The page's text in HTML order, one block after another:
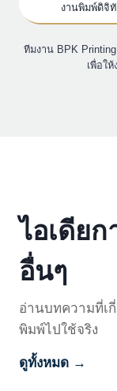
งานพิมพ์ดิจิ
ทีมงาน BPK
เพื่อใ
ไอเดีย
อื่นๆ
อ่านบทความที่เ
พิมพ์ไปใช้จริง
ดูทั้งหมด →